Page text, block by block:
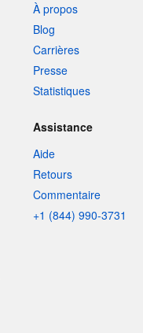
À propos
Blog
Carrières
Presse
Statistiques
Assistance
Aide
Retours
Commentaire
+1 (844) 990-3731